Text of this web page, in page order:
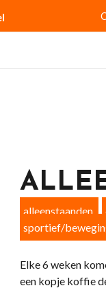
alleenstaanden
sportief/
Elke 6 weken
een kopje koffie